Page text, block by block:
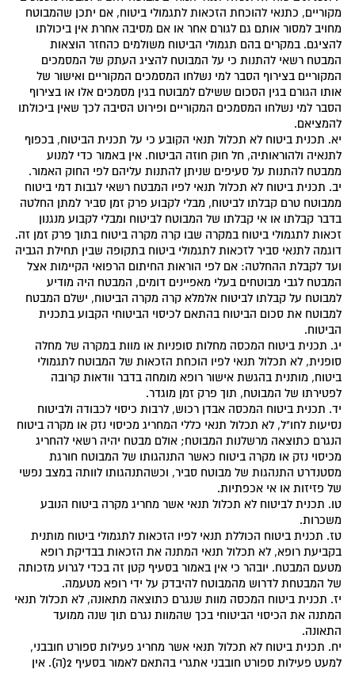
מקוריים, כתנאי להוכחת הזכאות לתגמולי ביטוח, אם יתכן שהמבוטח
מחויב למסור אותם גם לגורם אחר או אם מסיבה אחרת אין ביכולתו
להציגם. במקרים בהם תגמולי הביטוח משולמים כהחזר הוצאות
המבטח רשאי להתנות כי על המבוטח להציג העתק של המסמכים
המקוריים בצירוף הסבר למי נשלחו המסמכים המקוריים ואישור של
אותו הגורם בגין הסכום ששילם למבוטח בגין מסמכים אלו או בצירוף
הסבר למי נשלחו המסמכים המקוריים ופירוט הסיבה לכך שאין ביכולתו
להמציאם.
יא. תכנית ביטוח לא תכלול תנאי הקובע כי על תכנית הביטוח, בכפוף
לתנאיה ולהוראותיה, חל חוק חוזה הביטוח. אין באמור כדי למנוע
ממבטח להתנות על סעיפים שניתן להתנות עליהם לפי החוק האמור.
יב. תכנית ביטוח לא תכלול תנאי לפיו המבטח רשאי לגבות דמי ביטוח
ממבוטח טרם קבלתו לביטוח, מבלי לקבוע פרק זמן סביר למתן החלטה
בדבר קבלתו או אי קבלתו של המבוטח לביטוח ומבלי לקבוע מנגנון
זכאות לתגמולי ביטוח במקרה שבו קרה מקרה ביטוח בתוך פרק זמן זה.
דוגמה לתנאי סביר לזכאות לתגמולי ביטוח בתקופה שבין תחילת הגביה
ועד לקבלת ההחלטה: אם לפי הוראות החיתום הרפואי הקיימות אצל
המבטח לגבי מבוטחים בעלי מאפיינים דומים, המבטח היה מודיע
למבוטח על קבלתו לביטוח אלמלא קרה מקרה הביטוח, ישלם המבטח
למבוטח את סכום הביטוח בהתאם לכיסוי הביטוחי הקבוע בתכנית
הביטוח.
יג. תכנית ביטוח המכסה מחלות סופניות או מוות במקרה של מחלה
סופנית, לא תכלול תנאי לפיו הוכחת הזכאות של המבוטח לתגמולי
ביטוח, מותנית בהגשת אישור רופא מומחה בדבר וודאות קרובה
לפטירתו של המבוטח, תוך פרק זמן מוגדר.
יד. תכנית ביטוח המכסה אבדן רכוש, לרבות כיסוי לכבודה ולביטוח
נסיעות לחו"ל, לא תכלול תנאי כללי המחריג מכיסוי נזק או מקרה ביטוח
הנגרם כתוצאה מרשלנות המבוטח; אולם מבטח יהיה רשאי להחריג
מכיסוי נזק או מקרה ביטוח כאשר התנהגותו של המבוטח חורגת
מסטנדרט התנהגות של מבוטח סביר, וכשהתנהגותו לוותה במצב נפשי
של פזיזות או אי אכפתיות.
טו. תכנית לביטוח לא תכלול תנאי אשר מחריג מקרה ביטוח הנובע
משכרות.
טז. תכנית ביטוח הכוללת תנאי לפיו הזכאות לתגמולי ביטוח מותנית
בקביעת רופא, לא תכלול תנאי המתנה את הזכאות בבדיקת רופא
מטעם המבטח. יובהר כי אין באמור בסעיף קטן זה בכדי לגרוע מזכותה
של המבטחת לדרוש מהמבוטח להיבדק על ידי רופא מטעמה.
יז. תכנית ביטוח המכסה מוות שנגרם כתוצאה מתאונה, לא תכלול תנאי
המתנה את הכיסוי הביטוחי בכך שהמוות נגרם תוך שנה ממועד
התאונה.
יח. תכנית ביטוח לא תכלול תנאי אשר מחריג פעילות ספורט חובבני,
למעט פעילות ספורט חובבני אתגרי בהתאם לאמור בסעיף 2(ה). אין